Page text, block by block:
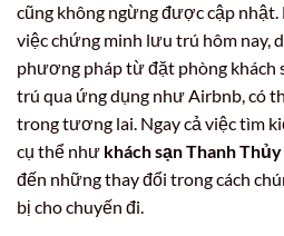
cũng không ngừng được cập
việc chứng minh lưu trú hôm nay,
phương pháp từ đặt phòng khách
trú qua ứng dụng như Airbnb, có
trong tương lai. Ngay cả việc tìm
cụ thể như khách sạn Thanh
đến những thay đổi trong cách
bị cho chuyến đi.